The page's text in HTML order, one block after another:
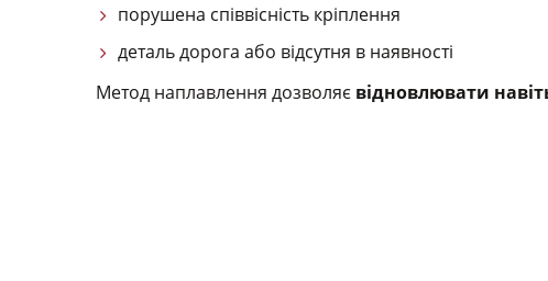
порушена співвісність кріплення
деталь дорога або відсутня в наявності
Метод наплавлення дозволяє відновлювати